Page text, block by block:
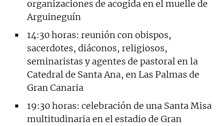
organizaciones de acogida en el muelle de
Arguineguín
14:30 horas: reunión con obispos,
sacerdotes, diáconos, religiosos,
seminaristas y agentes de pastoral en la
Catedral de Santa Ana, en Las Palmas de
Gran Canaria
19:30 horas: celebración de una Santa Misa
multitudinaria en el estadio de Gran